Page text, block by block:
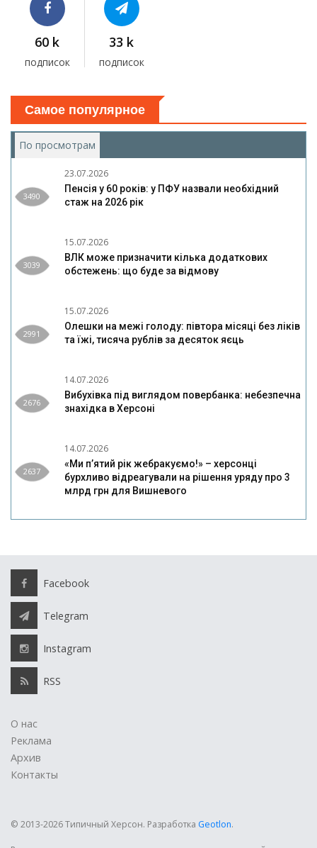
60 k
подписок
33 k
подписок
Самое популярное
По просмотрам
3490
23.07.2026
Пенсія у 60 років: у ПФУ назвали необхідний
стаж на 2026 рік
3039
15.07.2026
ВЛК може призначити кілька додаткових
обстежень: що буде за відмову
2991
15.07.2026
Олешки на межі голоду: півтора місяці без ліків
та їжі, тисяча рублів за десяток яєць
2676
14.07.2026
Вибухівка під виглядом повербанка: небезпечна
знахідка в Херсоні
2637
14.07.2026
«Ми п’ятий рік жебракуємо!» – херсонці
бурхливо відреагували на рішення уряду про 3
млрд грн для Вишневого
Facebook
Telegram
Instagram
RSS
О нас
Реклама
Архив
Контакты
© 2013-2026 Типичный Херсон. Разработка Geotlon.